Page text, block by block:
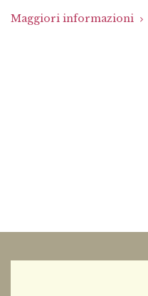
Maggiori informazioni